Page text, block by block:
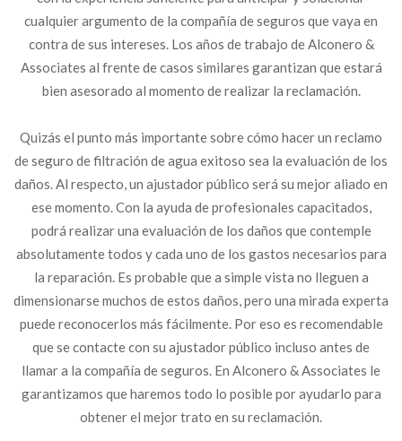
cualquier argumento de la compañía de seguros que vaya en
contra de sus intereses. Los años de trabajo de Alconero &
Associates al frente de casos similares garantizan que estará
bien asesorado al momento de realizar la reclamación.
Quizás el punto más importante sobre cómo hacer un reclamo
de seguro de filtración de agua exitoso sea la evaluación de los
daños. Al respecto, un ajustador público será su mejor aliado en
ese momento. Con la ayuda de profesionales capacitados,
podrá realizar una evaluación de los daños que contemple
absolutamente todos y cada uno de los gastos necesarios para
la reparación. Es probable que a simple vista no lleguen a
dimensionarse muchos de estos daños, pero una mirada experta
puede reconocerlos más fácilmente. Por eso es recomendable
que se contacte con su ajustador público incluso antes de
llamar a la compañía de seguros. En Alconero & Associates le
garantizamos que haremos todo lo posible por ayudarlo para
obtener el mejor trato en su reclamación.